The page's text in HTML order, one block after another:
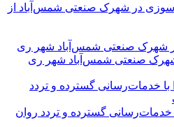
در شهرک صنعتی شمس‌آباد از
صنعتی شمس‌آباد شهر ری
اربعین ۱۴۰۵ را با خدمات‌رسانی گسترده و تردد روان